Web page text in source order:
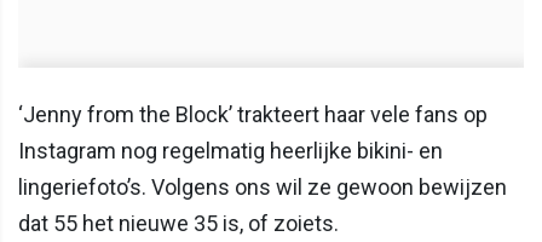
‘Jenny from the Block’ trakteert haar vele fans op
Instagram nog regelmatig heerlijke bikini- en
lingeriefoto’s. Volgens ons wil ze gewoon bewijzen
dat 55 het nieuwe 35 is, of zoiets.